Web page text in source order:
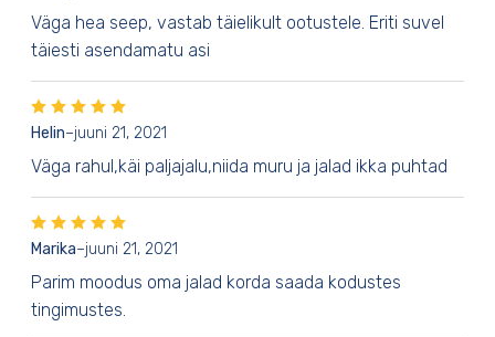
Väga hea seep, vastab täielikult ootustele. Eriti suvel
täiesti asendamatu asi
Helin–juuni 21, 2021
Väga rahul,käi paljajalu,niida muru ja jalad ikka puhtad
Marika–juuni 21, 2021
Parim moodus oma jalad korda saada kodustes
tingimustes.